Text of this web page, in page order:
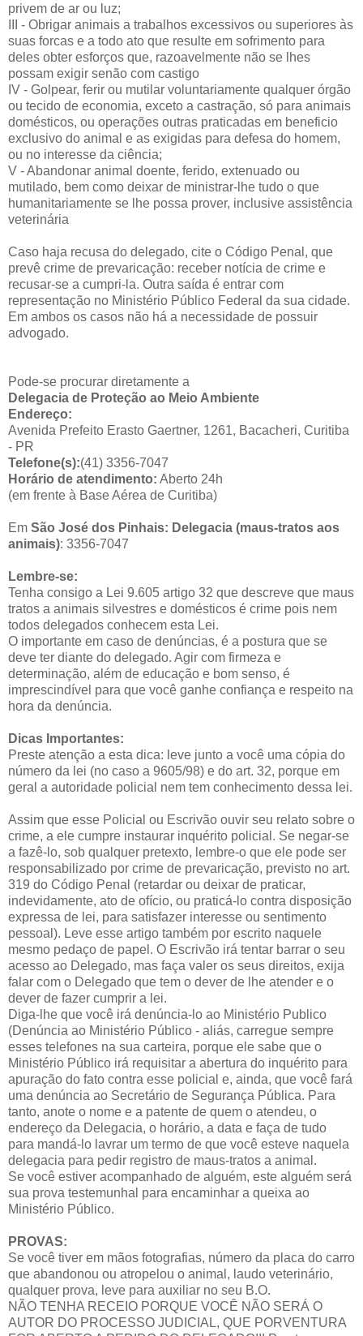
privem de ar ou luz;
III - Obrigar animais a trabalhos excessivos ou superiores às
suas forcas e a todo ato que resulte em sofrimento para
deles obter esforços que, razoavelmente não se lhes
possam exigir senão com castigo
IV - Golpear, ferir ou mutilar voluntariamente qualquer órgão
ou tecido de economia, exceto a castração, só para animais
domésticos, ou operações outras praticadas em beneficio
exclusivo do animal e as exigidas para defesa do homem,
ou no interesse da ciência;
V - Abandonar animal doente, ferido, extenuado ou
mutilado, bem como deixar de ministrar-lhe tudo o que
humanitariamente se lhe possa prover, inclusive assistência
veterinária
Caso haja recusa do delegado, cite o Código Penal, que
prevê crime de prevaricação: receber notícia de crime e
recusar-se a cumpri-la. Outra saída é entrar com
representação no Ministério Público Federal da sua cidade.
Em ambos os casos não há a necessidade de possuir
advogado.
Pode-se procurar diretamente a
Delegacia de Proteção ao Meio Ambiente
Endereço:
Avenida Prefeito Erasto Gaertner, 1261, Bacacheri, Curitiba
- PR
Telefone(s):(41) 3356-7047
Horário de atendimento: Aberto 24h
(em frente à Base Aérea de Curitiba)
Em São José dos Pinhais: Delegacia (maus-tratos aos
animais): 3356-7047
Lembre-se:
Tenha consigo a Lei 9.605 artigo 32 que descreve que maus
tratos a animais silvestres e domésticos é crime pois nem
todos delegados conhecem esta Lei.
O importante em caso de denúncias, é a postura que se
deve ter diante do delegado. Agir com firmeza e
determinação, além de educação e bom senso, é
imprescindível para que você ganhe confiança e respeito na
hora da denúncia.
Dicas Importantes:
Preste atenção a esta dica: leve junto a você uma cópia do
número da lei (no caso a 9605/98) e do art. 32, porque em
geral a autoridade policial nem tem conhecimento dessa lei.
Assim que esse Policial ou Escrivão ouvir seu relato sobre o
crime, a ele cumpre instaurar inquérito policial. Se negar-se
a fazê-lo, sob qualquer pretexto, lembre-o que ele pode ser
responsabilizado por crime de prevaricação, previsto no art.
319 do Código Penal (retardar ou deixar de praticar,
indevidamente, ato de ofício, ou praticá-lo contra disposição
expressa de lei, para satisfazer interesse ou sentimento
pessoal). Leve esse artigo também por escrito naquele
mesmo pedaço de papel. O Escrivão irá tentar barrar o seu
acesso ao Delegado, mas faça valer os seus direitos, exija
falar com o Delegado que tem o dever de lhe atender e o
dever de fazer cumprir a lei.
Diga-lhe que você irá denúncia-lo ao Ministério Publico
(Denúncia ao Ministério Público - aliás, carregue sempre
esses telefones na sua carteira, porque ele sabe que o
Ministério Público irá requisitar a abertura do inquérito para
apuração do fato contra esse policial e, ainda, que você fará
uma denúncia ao Secretário de Segurança Pública. Para
tanto, anote o nome e a patente de quem o atendeu, o
endereço da Delegacia, o horário, a data e faça de tudo
para mandá-lo lavrar um termo de que você esteve naquela
delegacia para pedir registro de maus-tratos a animal.
Se você estiver acompanhado de alguém, este alguém será
sua prova testemunhal para encaminhar a queixa ao
Ministério Público.
PROVAS:
Se você tiver em mãos fotografias, número da placa do carro
que abandonou ou atropelou o animal, laudo veterinário,
qualquer prova, leve para auxiliar no seu B.O.
NÃO TENHA RECEIO PORQUE VOCÊ NÃO SERÁ O
AUTOR DO PROCESSO JUDICIAL, QUE PORVENTURA